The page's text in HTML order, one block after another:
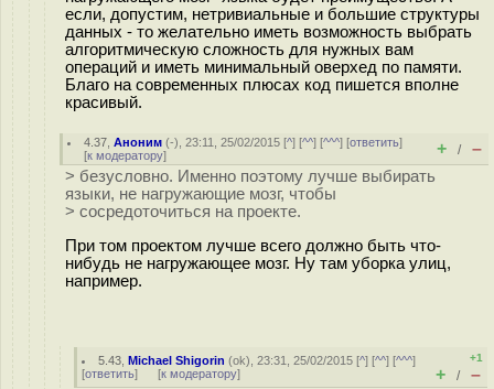
если, допустим, нетривиальные и большие структуры
данных - то желательно иметь возможность выбрать
алгоритмическую сложность для нужных вам
операций и иметь минимальный оверхед по памяти.
Благо на современных плюсах код пишется вполне
красивый.
4.37 ,Аноним (-), 23:11, 25/02/2015 [^] [^^] [^^^] [ответить]
[к модератору] + / –
> безусловно. Именно поэтому лучше выбирать
языки, не нагружающие мозг, чтобы
> сосредоточиться на проекте.
При том проектом лучше всего должно быть что-
нибудь не нагружающее мозг. Ну там уборка улиц,
например.
5.43 ,Michael Shigorin (ok), 23:31, 25/02/2015 [^] [^^] [^^^]
[ответить] [к модератору]
+1
+ / –